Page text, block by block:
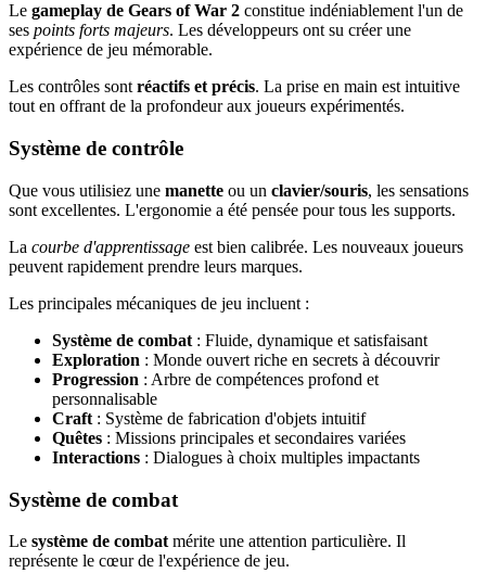
Le gameplay de Gears of War 2 constitue indéniablement l'un de
ses points forts majeurs. Les développeurs ont su créer une
expérience de jeu mémorable.
Les contrôles sontréactifs et précis. La prise en main est intuitive
tout en offrant de la profondeur aux joueurs expérimentés.
Système de contrôle
Que vous utilisiez une manette ou un clavier/souris, les sensations
sont excellentes. L'ergonomie a été pensée pour tous les supports.
La courbe d'apprentissage est bien calibrée. Les nouveaux joueurs
peuvent rapidement prendre leurs marques.
Les principales mécaniques de jeu incluent :
Système de combat : Fluide, dynamique et satisfaisant
Exploration : Monde ouvert riche en secrets à découvrir
Progression : Arbre de compétences profond et
personnalisable
Craft : Système de fabrication d'objets intuitif
Quêtes : Missions principales et secondaires variées
Interactions : Dialogues à choix multiples impactants
Système de combat
Le système de combat mérite une attention particulière. Il
représente le cœur de l'expérience de jeu.